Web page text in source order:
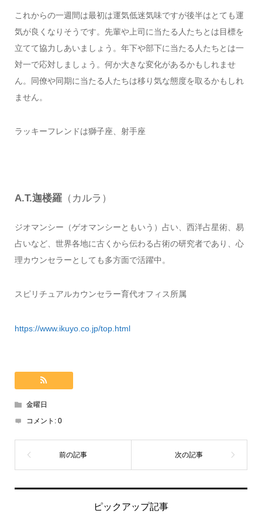
これからの一週間は最初は運気低迷気味ですが後半はとても運
気が良くなりそうです。先輩や上司に当たる人たちとは目標を
立てて協力しあいましょう。年下や部下に当たる人たちとは一
対一で応対しましょう。何か大きな変化があるかもしれませ
ん。同僚や同期に当たる人たちは移り気な態度を取るかもしれ
ません。
ラッキーフレンドは獅子座、射手座
A.T.迦楼羅（カルラ）
ジオマンシー（ゲオマンシーともいう）占い、西洋占星術、易
占いなど、世界各地に古くから伝わる占術の研究者であり、心
理カウンセラーとしても多方面で活躍中。
スピリチュアルカウンセラー育代オフィス所属
https://www.ikuyo.co.jp/top.html
金曜日
コメント: 0
ピックアップ記事